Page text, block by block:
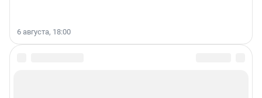
6 августа, 18:00